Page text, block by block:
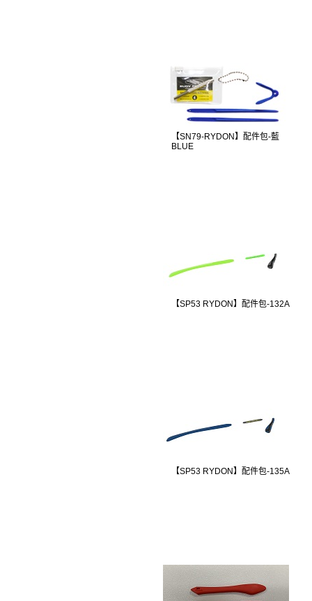
【SN79-RYDON】配件包-藍
BLUE
【SP53 RYDON】配件包-132A
【SP53 RYDON】配件包-135A